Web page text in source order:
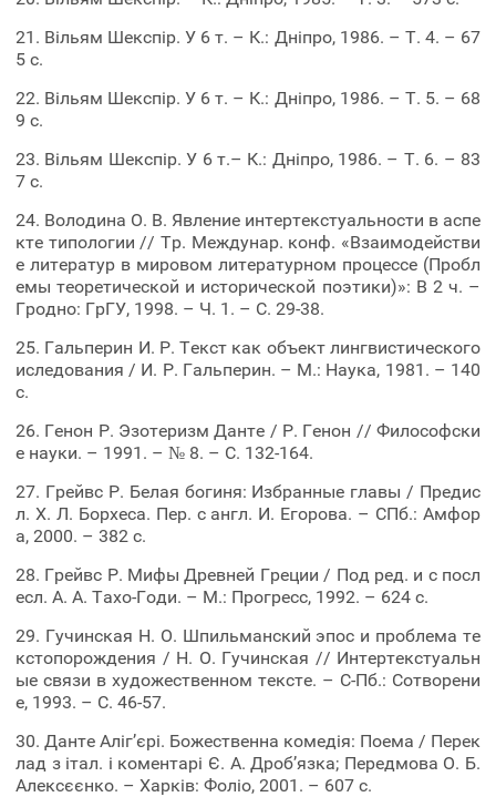
21. Вільям Шекспір. У 6 т. – К.: Дніпро, 1986. – Т. 4. – 67
5 c.
22. Вільям Шекспір. У 6 т. – К.: Дніпро, 1986. – Т. 5. – 68
9 с.
23. Вільям Шекспір. У 6 т.– К.: Дніпро, 1986. – Т. 6. – 83
7 c.
24. Володина О. В. Явление интертекстуальности в аспе
кте типологии // Тр. Междунар. конф. «Взаимодействи
е литератур в мировом литературном процессе (Пробл
емы теоретической и исторической поэтики)»: В 2 ч. –
Гродно: ГрГУ, 1998. – Ч. 1. – С. 29-38.
25. Гальперин И. Р. Текст как объект лингвистического
иследования / И. Р. Гальперин. – М.: Наука, 1981. – 140
с.
26. Генон Р. Эзотеризм Данте / Р. Генон // Философски
е науки. – 1991. – № 8. – С. 132-164.
27. Грейвс Р. Белая богиня: Избранные главы / Предис
л. Х. Л. Борхеса. Пер. с англ. И. Егорова. – СПб.: Амфор
а, 2000. – 382 с.
28. Грейвс Р. Мифы Древней Греции / Под ред. и с посл
есл. А. А. Тахо-Годи. – М.: Прогресс, 1992. – 624 с.
29. Гучинская Н. О. Шпильманский эпос и проблема те
кстопорождения / Н. О. Гучинская // Интертекстуальн
ые связи в художественном тексте. – С-Пб.: Сотворени
е, 1993. – С. 46-57.
30. Данте Аліг’єрі. Божественна комедія: Поема / Перек
лад з італ. і коментарі Є. А. Дроб’язка; Передмова О. Б.
Алексєєнко. – Харків: Фоліо, 2001. – 607 с.